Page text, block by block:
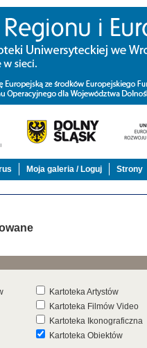
Moja galeria / Loguj Strony
Kartoteka Artystów
Kartoteka Filmów Video
Kartoteka Ikonograficzna
Kartoteka Obiektów